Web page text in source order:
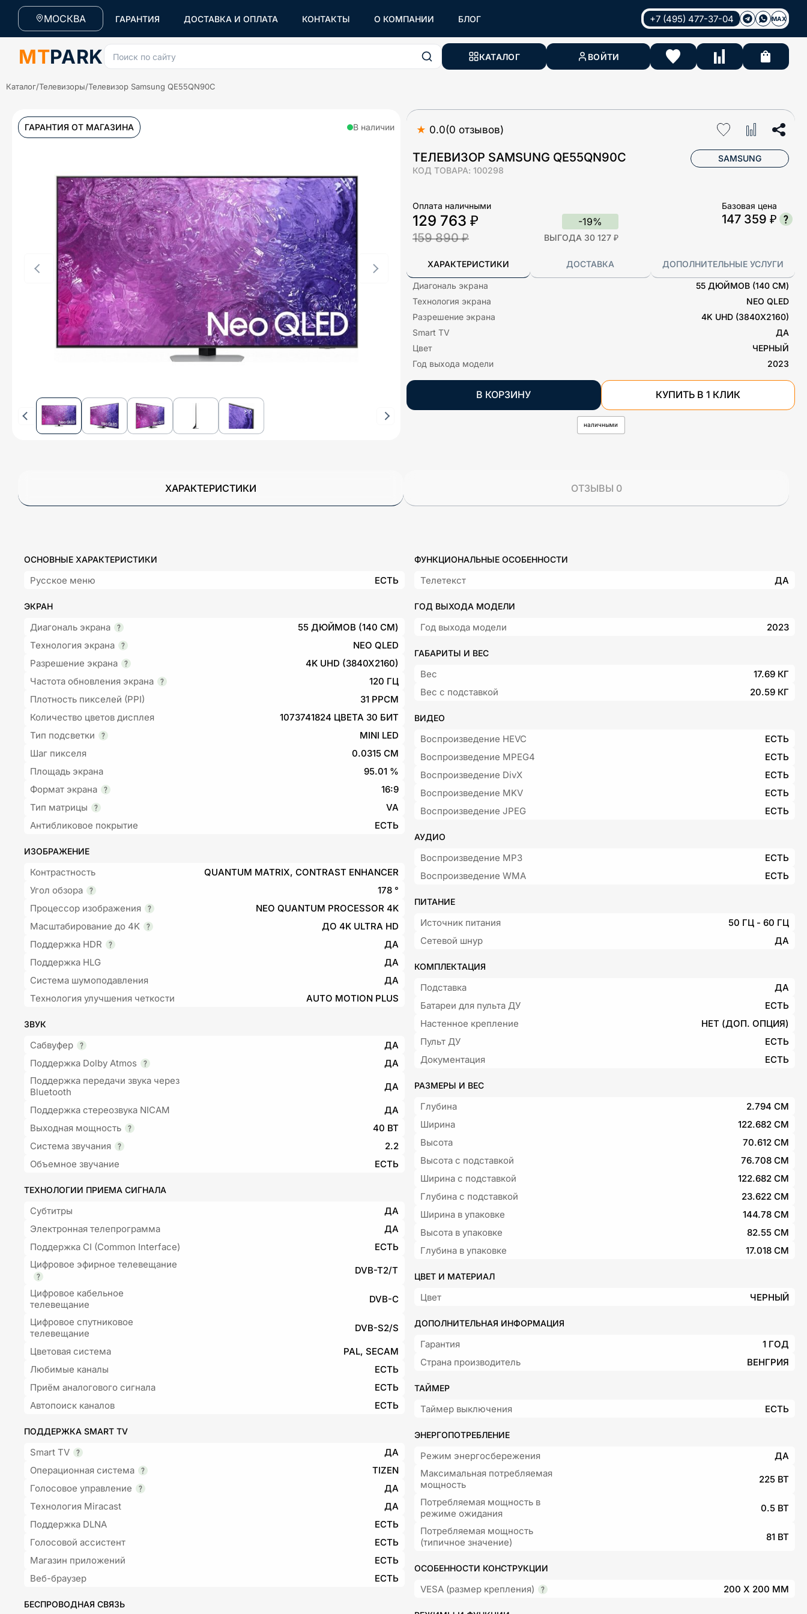
МОСКВА ГАРАНТИЯ ДОСТАВКА И ОПЛАТА КОНТАКТЫ О КОМПАНИИ БЛОГ +7 (495) 477-37-04 MAX
MTPARK Поиск по сайту КАТАЛОГ ВОЙТИ
Каталог/Телевизоры/Телевизор Samsung QE55QN90C
★ 0.0(0 отзывов)
ТЕЛЕВИЗОР SAMSUNG QE55QN90C
КОД ТОВАРА: 100298
SAMSUNG
ГАРАНТИЯ ОТ МАГАЗИНА В наличии
Оплата наличными
129 763 ₽
159 890 ₽
-19%
ВЫГОДА 30 127 ₽
Базовая цена
147 359 ₽
ХАРАКТЕРИСТИКИ ДОСТАВКА ДОПОЛНИТЕЛЬНЫЕ УСЛУГИ
Диагональ экрана
55 ДЮЙМОВ (140 СМ)
Технология экрана
NEO QLED
Разрешение экрана
4K UHD (3840X2160)
Smart TV
ДА
Цвет
ЧЕРНЫЙ
Год выхода модели
2023
В КОРЗИНУ КУПИТЬ В 1 КЛИК
наличными
ХАРАКТЕРИСТИКИ ОТЗЫВЫ 0
ОСНОВНЫЕ ХАРАКТЕРИСТИКИ
Русское меню ЕСТЬ
ЭКРАН
Диагональ экрана
55 ДЮЙМОВ (140 СМ)
Технология экрана
NEO QLED
Разрешение экрана
4K UHD (3840X2160)
Частота обновления экрана
120 ГЦ
Плотность пикселей (PPI)
31 PPCM
Количество цветов дисплея
1073741824 ЦВЕТА 30 БИТ
Тип подсветки
MINI LED
Шаг пикселя
0.0315 СМ
Площадь экрана
95.01 %
Формат экрана
16:9
Тип матрицы
VA
Антибликовое покрытие
ЕСТЬ
ИЗОБРАЖЕНИЕ
Контрастность
QUANTUM MATRIX, CONTRAST ENHANCER
Угол обзора
178 °
Процессор изображения
NEO QUANTUM PROCESSOR 4K
Масштабирование до 4K
ДО 4K ULTRA HD
Поддержка HDR
ДА
Поддержка HLG
ДА
Система шумоподавления
ДА
Технология улучшения четкости
AUTO MOTION PLUS
ЗВУК
Сабвуфер
ДА
Поддержка Dolby Atmos
ДА
Поддержка передачи звука через
Bluetooth
ДА
Поддержка стереозвука NICAM
ДА
Выходная мощность
40 ВТ
Система звучания
2.2
Объемное звучание
ЕСТЬ
ТЕХНОЛОГИИ ПРИЕМА СИГНАЛА
Субтитры
ДА
Электронная телепрограмма
ДА
Поддержка CI (Common Interface)
ЕСТЬ
Цифровое эфирное телевещание
DVB-T2/T
Цифровое кабельное
телевещание
DVB-C
Цифровое спутниковое
телевещание
DVB-S2/S
Цветовая система
PAL, SECAM
Любимые каналы
ЕСТЬ
Приём аналогового сигнала
ЕСТЬ
Автопоиск каналов
ЕСТЬ
ПОДДЕРЖКА SMART TV
Smart TV
ДА
Операционная система
TIZEN
Голосовое управление
ДА
Технология Miracast
ДА
Поддержка DLNA
ЕСТЬ
Голосовой ассистент
ЕСТЬ
Магазин приложений
ЕСТЬ
Веб-браузер
ЕСТЬ
БЕСПРОВОДНАЯ СВЯЗЬ
ФУНКЦИОНАЛЬНЫЕ ОСОБЕННОСТИ
Телетекст ДА
ГОД ВЫХОДА МОДЕЛИ
Год выхода модели 2023
ГАБАРИТЫ И ВЕС
Вес
17.69 КГ
Вес с подставкой
20.59 КГ
ВИДЕО
Воспроизведение HEVC
ЕСТЬ
Воспроизведение MPEG4
ЕСТЬ
Воспроизведение DivX
ЕСТЬ
Воспроизведение MKV
ЕСТЬ
Воспроизведение JPEG
ЕСТЬ
АУДИО
Воспроизведение MP3
ЕСТЬ
Воспроизведение WMA
ЕСТЬ
ПИТАНИЕ
Источник питания
50 ГЦ - 60 ГЦ
Сетевой шнур
ДА
КОМПЛЕКТАЦИЯ
Подставка
ДА
Батареи для пульта ДУ
ЕСТЬ
Настенное крепление
НЕТ (ДОП. ОПЦИЯ)
Пульт ДУ
ЕСТЬ
Документация
ЕСТЬ
РАЗМЕРЫ И ВЕС
Глубина
2.794 СМ
Ширина
122.682 СМ
Высота
70.612 СМ
Высота с подставкой
76.708 СМ
Ширина с подставкой
122.682 СМ
Глубина с подставкой
23.622 СМ
Ширина в упаковке
144.78 СМ
Высота в упаковке
82.55 СМ
Глубина в упаковке
17.018 СМ
ЦВЕТ И МАТЕРИАЛ
Цвет ЧЕРНЫЙ
ДОПОЛНИТЕЛЬНАЯ ИНФОРМАЦИЯ
Гарантия
1 ГОД
Страна производитель
ВЕНГРИЯ
ТАЙМЕР
Таймер выключения ЕСТЬ
ЭНЕРГОПОТРЕБЛЕНИЕ
Режим энергосбережения
ДА
Максимальная потребляемая
мощность
225 ВТ
Потребляемая мощность в
режиме ожидания
0.5 ВТ
Потребляемая мощность
(типичное значение)
81 ВТ
ОСОБЕННОСТИ КОНСТРУКЦИИ
VESA (размер крепления) 200 X 200 ММ